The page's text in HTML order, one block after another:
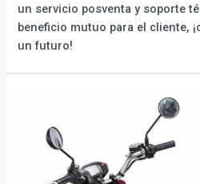
un servicio posventa y soporte
beneficio mutuo para el cliente,
un futuro!